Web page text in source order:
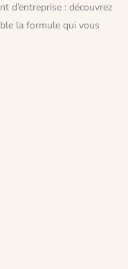
d’entreprise : découvrez
la formule qui vous